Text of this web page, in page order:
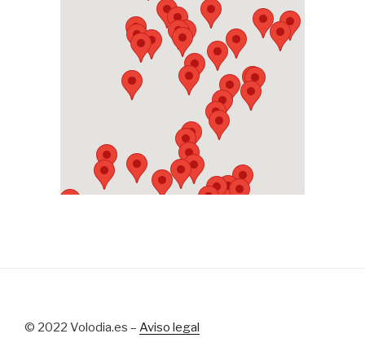
© 2022 Volodia.es – Aviso legal